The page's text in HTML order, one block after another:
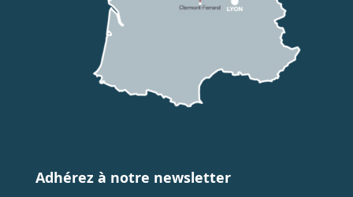
Adhérez à notre newsletter